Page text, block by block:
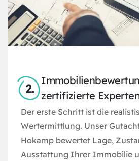
zertifizierte
Der erste Schritt ist die
Wertermittlung. Unser
Hokamp bewertet Lage,
Ausstattung Ihrer Immobilie